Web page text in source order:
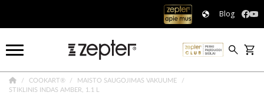
Blog
COOKART®
MAISTO SAUGOJIMAS VAKUUME
STIKLINIS INDAS AMBER, 1.1 L